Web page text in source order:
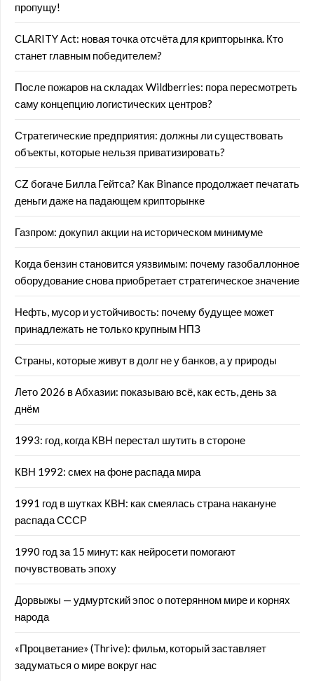
пропущу!
CLARITY Act: новая точка отсчёта для крипторынка. Кто
станет главным победителем?
После пожаров на складах Wildberries: пора пересмотреть
саму концепцию логистических центров?
Стратегические предприятия: должны ли существовать
объекты, которые нельзя приватизировать?
CZ богаче Билла Гейтса? Как Binance продолжает печатать
деньги даже на падающем крипторынке
Газпром: докупил акции на историческом минимуме
Когда бензин становится уязвимым: почему газобаллонное
оборудование снова приобретает стратегическое значение
Нефть, мусор и устойчивость: почему будущее может
принадлежать не только крупным НПЗ
Страны, которые живут в долг не у банков, а у природы
Лето 2026 в Абхазии: показываю всё, как есть, день за
днём
1993: год, когда КВН перестал шутить в стороне
КВН 1992: смех на фоне распада мира
1991 год в шутках КВН: как смеялась страна накануне
распада СССР
1990 год за 15 минут: как нейросети помогают
почувствовать эпоху
Дорвыжы — удмуртский эпос о потерянном мире и корнях
народа
«Процветание» (Thrive): фильм, который заставляет
задуматься о мире вокруг нас